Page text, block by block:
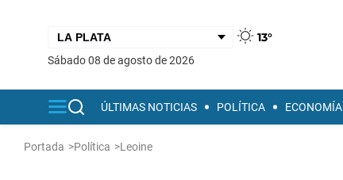
13°
sábado 08 de agosto de 2026
ÚLTIMAS NOTICIAS POLÍTICA ECONOMÍA
Portada >Política >Leoine